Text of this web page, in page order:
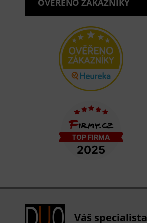
OVĚŘENO ZÁKAZNÍKY
Váš specialista